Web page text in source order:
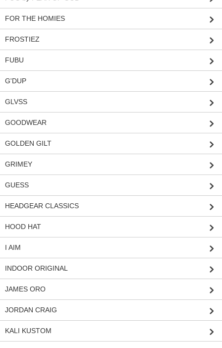
FOR THE HOMIES
FROSTIEZ
FUBU
G'DUP
GLVSS
GOODWEAR
GOLDEN GILT
GRIMEY
GUESS
HEADGEAR CLASSICS
HOOD HAT
I AIM
INDOOR ORIGINAL
JAMES ORO
JORDAN CRAIG
KALI KUSTOM